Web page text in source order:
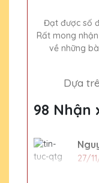
Đạt được số
Rất mong
về những
Dựa
98 Nhận
27/